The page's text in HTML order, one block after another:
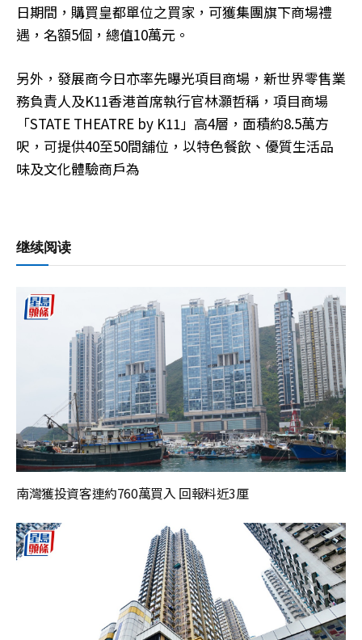
日期間，購買皇都單位之買家，可獲集團旗下商場禮
遇，名額5個，總值10萬元。
另外，發展商今日亦率先曝光項目商場，新世界零售業
務負責人及K11香港首席執行官林灝哲稱，項目商場
「STATE THEATRE by K11」高4層，面積約8.5萬方
呎，可提供40至50間舖位，以特色餐飲、優質生活品
味及文化體驗商戶為
继续阅读
南灣獲投資客連約760萬買入 回報料近3厘